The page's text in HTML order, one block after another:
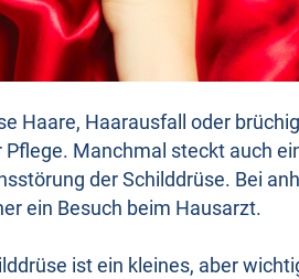
Haare, Haarausfall oder
Pflege. Manchmal steckt auch
der Schilddrüse. Bei
ein Besuch beim Hausarzt.
ist ein kleines, aber